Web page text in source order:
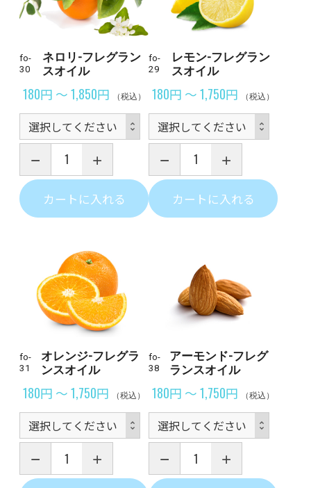
fo-
30
ネロリ-フレグラン
スオイル
180円 ～ 1,850円 （税込）
カートに入れる
fo-
29
レモン-フレグラン
スオイル
180円 ～ 1,750円 （税込）
カートに入れる
fo-
31
オレンジ-フレグラ
ンスオイル
180円 ～ 1,750円 （税込）
fo-
38
アーモンド-フレグ
ランスオイル
180円 ～ 1,750円 （税込）